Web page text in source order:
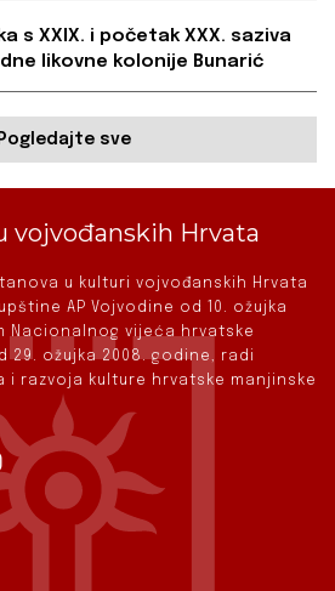
s XXIX. i početak XXX. saziva
likovne kolonije Bunarić
Pogledajte sve
vojvođanskih Hrvata
u kulturi vojvođanskih Hrvata
AP Vojvodine od 10. ožujka
Nacionalnog vijeća hrvatske
29. ožujka 2008. godine, radi
i razvoja kulture hrvatske manjinske